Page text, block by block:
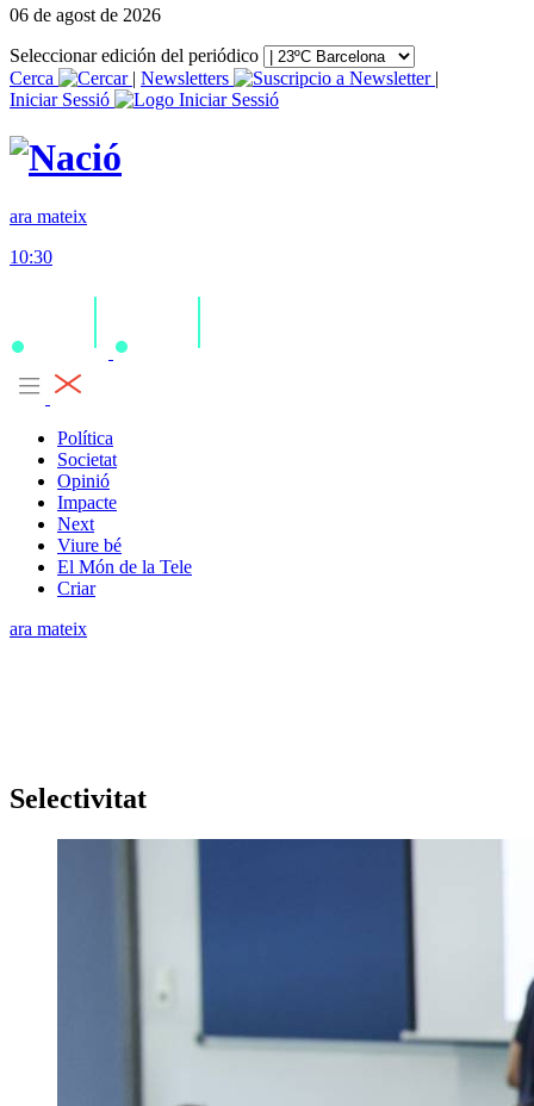
06 de agost de 2026
Seleccionar edición del periódico
Cerca
| Newsletters
|
Iniciar Sessió
ara mateix
10:30
Política
Societat
Opinió
Impacte
Next
Viure bé
El Món de la Tele
Criar
ara mateix
Selectivitat